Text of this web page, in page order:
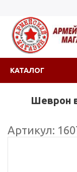
КАТАЛОГ
Шеврон
Артикул: